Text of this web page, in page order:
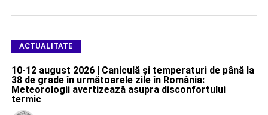
ACTUALITATE
10-12 august 2026 | Caniculă și temperaturi de până la
38 de grade în următoarele zile în România:
Meteorologii avertizează asupra disconfortului
termic